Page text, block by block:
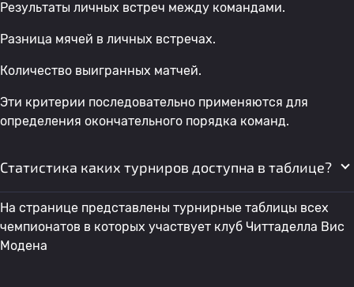
Результаты личных встреч между командами.
Разница мячей в личных встречах.
Количество выигранных матчей.
Эти критерии последовательно применяются для
определения окончательного порядка команд.
Статистика каких турниров доступна в таблице?
На странице представлены турнирные таблицы всех
чемпионатов в которых участвует клуб Читтаделла Вис
Модена